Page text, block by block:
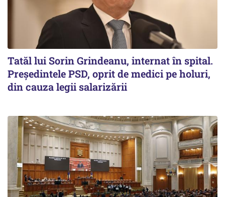
Tatăl lui Sorin Grindeanu, internat în spital.
Preşedintele PSD, oprit de medici pe holuri,
din cauza legii salarizării